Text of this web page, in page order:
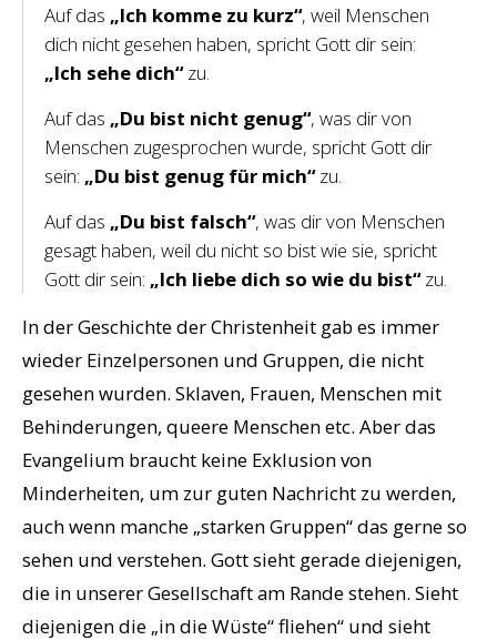
Auf das „Ich komme zu kurz“, weil Menschen
dich nicht gesehen haben, spricht Gott dir sein:
„Ich sehe dich“zu.
Auf das „Du bist nicht genug“, was dir von
Menschen zugesprochen wurde, spricht Gott dir
sein: „Du bist genug für mich“zu.
Auf das „Du bist falsch“, was dir von Menschen
gesagt haben, weil du nicht so bist wie sie, spricht
Gott dir sein: „Ich liebe dich so wie du bist“zu.
In der Geschichte der Christenheit gab es immer
wieder Einzelpersonen und Gruppen, die nicht
gesehen wurden. Sklaven, Frauen, Menschen mit
Behinderungen, queere Menschen etc. Aber das
Evangelium braucht keine Exklusion von
Minderheiten, um zur guten Nachricht zu werden,
auch wenn manche „starken Gruppen“ das gerne so
sehen und verstehen. Gott sieht gerade diejenigen,
die in unserer Gesellschaft am Rande stehen. Sieht
diejenigen die „in die Wüste“ fliehen“ und sieht